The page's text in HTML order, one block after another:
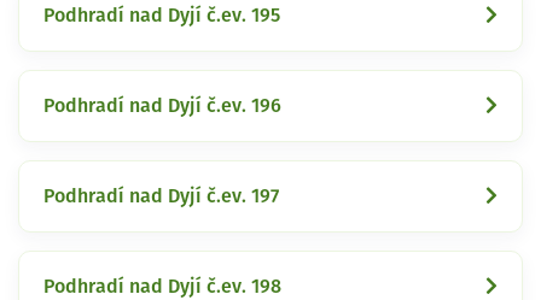
Podhradí nad Dyjí č.ev. 195
Podhradí nad Dyjí č.ev. 196
Podhradí nad Dyjí č.ev. 197
Podhradí nad Dyjí č.ev. 198